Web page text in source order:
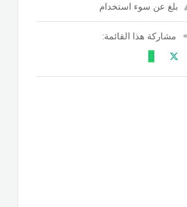
بلغ عن سوء استخدام
مشاركة هذا القائمة: